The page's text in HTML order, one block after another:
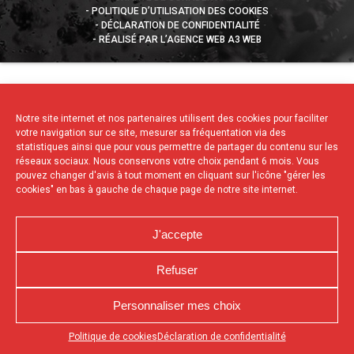
Notre site internet et nos partenaires utilisent des cookies pour faciliter
votre navigation sur ce site, mesurer sa fréquentation via des
statistiques ainsi que pour vous permettre de partager du contenu sur les
réseaux sociaux. Nous conservons votre choix pendant 6 mois. Vous
pouvez changer d'avis à tout moment en cliquant sur l'icône "gérer les
cookies" en bas à gauche de chaque page de notre site internet.
J'accepte
Refuser
Personnaliser mes choix
Politique de cookies Déclaration de confidentialité
Appuyez sur le bouton partager en bas de votre
POLITIQUE D’UTILISATION DES COOKIES
DÉCLARATION DE CONFIDENTIALITÉ
RÉALISÉ PAR L’AGENCE WEB A3 WEB